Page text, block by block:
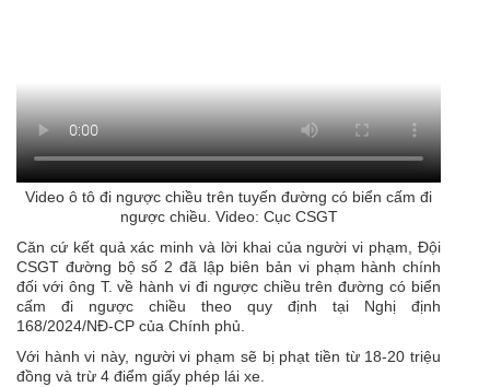
Video ô tô đi ngược chiều trên tuyến đường có biển cấm đi
ngược chiều. Video: Cục CSGT
Căn cứ kết quả xác minh và lời khai của người vi phạm, Đội
CSGT đường bộ số 2 đã lập biên bản vi phạm hành chính
đối với ông T. về hành vi đi ngược chiều trên đường có biển
cấm đi ngược chiều theo quy định tại Nghị định
168/2024/NĐ-CP của Chính phủ.
Với hành vi này, người vi phạm sẽ bị phạt tiền từ 18-20 triệu
đồng và trừ 4 điểm giấy phép lái xe.